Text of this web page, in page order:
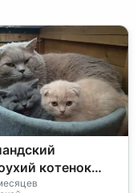
котенок
сейчас